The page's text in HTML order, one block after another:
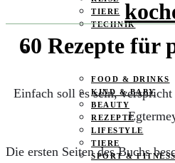
TIERE
TECHNIK
KATEGORIEN
FOOD & DRINKS
KIND & BABY
BEAUTY
REZEPTE
LIFESTYLE
TIERE
SPORT &
60 Rezepte für
Einfach soll es sein,
Die ersten Seiten des Buchs